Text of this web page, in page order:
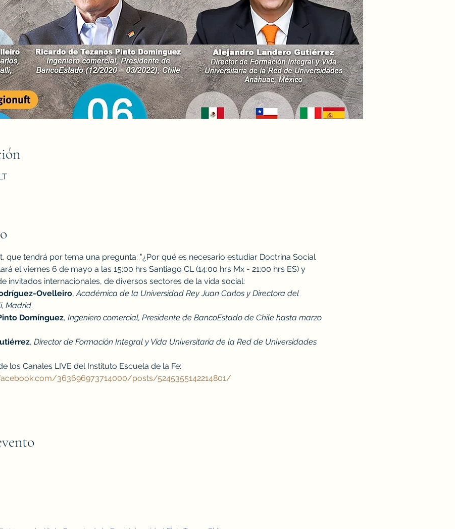
que tendrá por tema una pregunta: "¿Por qué es necesario estudiar Doctrina Social
el viernes 6 de mayo a las 15:00 hrs Santiago CL (14:00 hrs Mx - 21:00 hrs ES) y
invitados internacionales, de diversos sectores de la vida social:
Ovelleiro, Académica de la Universidad Rey Juan Carlos y Directora del
Madrid.
Domínguez, Ingeniero comercial, Presidente de BancoEstado de Chile hasta marzo
, Director de Formación Integral y Vida Universitaria de la Red de Universidades
los Canales LIVE del Instituto Escuela de la Fe:
363696973714000/posts/5245355142214801/